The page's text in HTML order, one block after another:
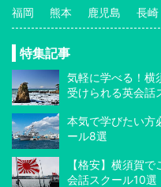
福岡 熊本 鹿児島 長崎
特集記事
気軽に学べる！横
受けられる英会話
本気で学びたい方
ール8選
【格安】横須賀
会話スクール10選